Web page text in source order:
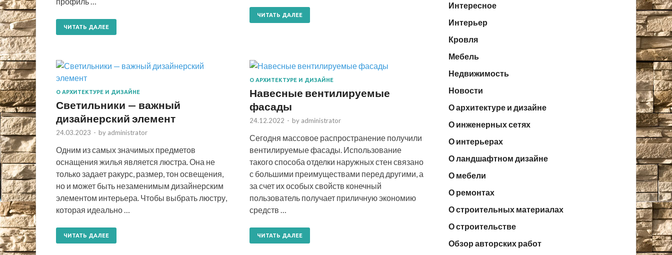
ЧИТАТЬ ДАЛЕЕ
ЧИТАТЬ ДАЛЕЕ
О АРХИТЕКТУРЕ И ДИЗАЙНЕ
Светильники — важный
дизайнерский элемент
24.03.2023 - by administrator
Одним из самых значимых предметов
оснащения жилья является люстра. Она не
только задает ракурс, размер, тон освещения,
но и может быть незаменимым дизайнерским
элементом интерьера. Чтобы выбрать люстру,
которая идеально …
ЧИТАТЬ ДАЛЕЕ
О АРХИТЕКТУРЕ И ДИЗАЙНЕ
Навесные вентилируемые
фасады
24.12.2022 - by administrator
Сегодня массовое распространение получили
вентилируемые фасады. Использование
такого способа отделки наружных стен связано
с большими преимуществами перед другими, а
за счет их особых свойств конечный
пользователь получает приличную экономию
средств …
ЧИТАТЬ ДАЛЕЕ
Интересное
Интерьер
Кровля
Мебель
Недвижимость
Новости
О архитектуре и дизайне
О инженерных сетях
О интерьерах
О ландшафтном дизайне
О мебели
О ремонтах
О строительных материалах
О строительстве
Обзор авторских работ